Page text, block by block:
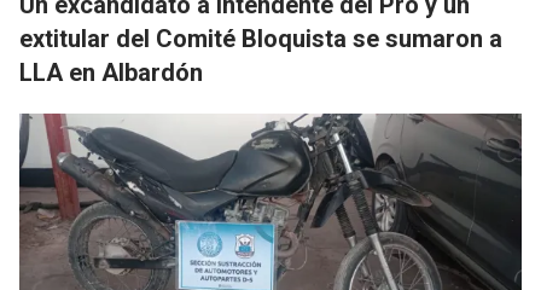
extitular del Comité Bloquista se sumaron a
LLA en Albardón